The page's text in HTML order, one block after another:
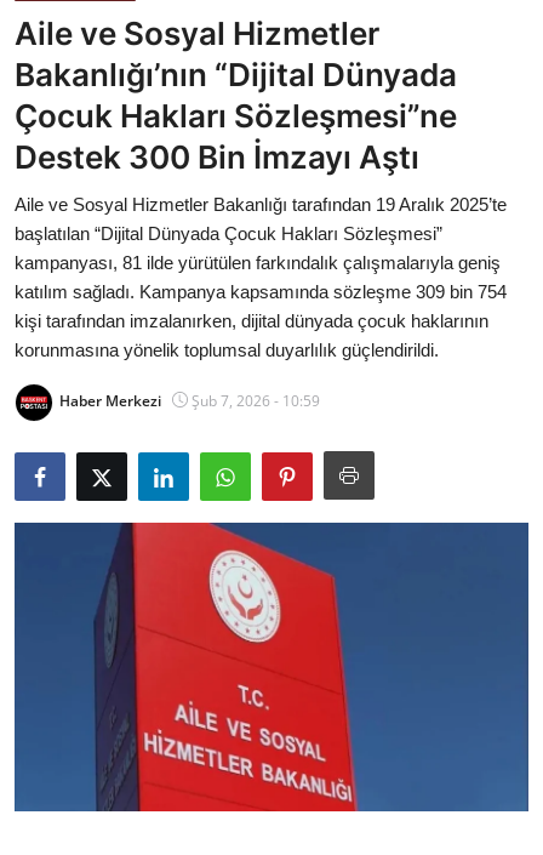
Bakanlıklar
Siyasi Partiler
Toplum ve Yaşam
Sivil Toplum Kuruluşları
Kamu Kurumları ve Üst Kurullar
Resmi Reklamlar
Aile ve Sosyal Hizmetler
Bakanlığı’nın “Dijital Dünyada
Çocuk Hakları Sözleşmesi”ne
Destek 300 Bin İmzayı Aştı
Aile ve Sosyal Hizmetler Bakanlığı tarafından 19 Aralık 2025’te
başlatılan “Dijital Dünyada Çocuk Hakları Sözleşmesi”
kampanyası, 81 ilde yürütülen farkındalık çalışmalarıyla geniş
katılım sağladı. Kampanya kapsamında sözleşme 309 bin 754
kişi tarafından imzalanırken, dijital dünyada çocuk haklarının
korunmasına yönelik toplumsal duyarlılık güçlendirildi.
Haber Merkezi Şub 7, 2026 - 10:59